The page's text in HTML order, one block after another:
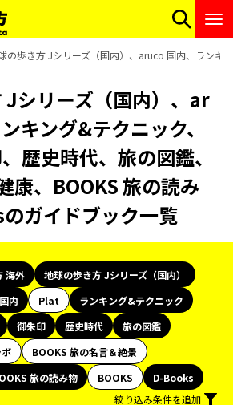
の歩き方 Jシリーズ（国内）、aruco 国内、ランキ
Jシリーズ（国内）、ar
キング&テクニック、
歴史時代、旅の図鑑、
康、BOOKS 旅の読み
ガイドブック一覧
海外
地球の歩き方 Jシリーズ（国内）
内 Plat
ランキング&テクニック
御朱印 歴史時代
旅の図鑑
BOOKS 旅の名言＆絶景
旅の読み物 BOOKS
D-Books
絞り込み条件を追加